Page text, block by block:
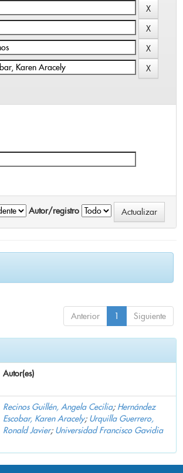
Autor/registro
Anterior 1 Siguiente
Autor(es)
Recinos Guillén, Angela Cecilia; Hernández
Escobar, Karen Aracely; Urquilla Guerrero,
Ronald Javier; Universidad Francisco Gavidia